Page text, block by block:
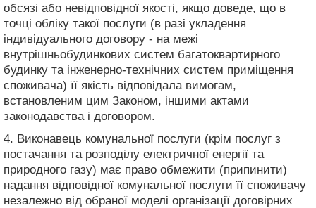
обсязі або невідповідної якості, якщо доведе, що в
точці обліку такої послуги (в разі укладення
індивідуального договору - на межі
внутрішньобудинкових систем багатоквартирного
будинку та інженерно-технічних систем приміщення
споживача) її якість відповідала вимогам,
встановленим цим Законом, іншими актами
законодавства і договором.
4. Виконавець комунальної послуги (крім послуг з
постачання та розподілу електричної енергії та
природного газу) має право обмежити (припинити)
надання відповідної комунальної послуги її споживачу
незалежно від обраної моделі організації договірних